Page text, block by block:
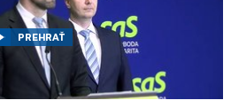
PREHRAŤ